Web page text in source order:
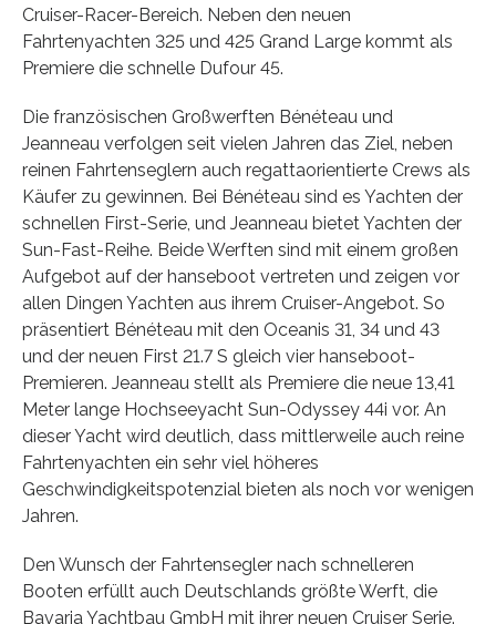
Cruiser-Racer-Bereich. Neben den neuen
Fahrtenyachten 325 und 425 Grand Large kommt als
Premiere die schnelle Dufour 45.
Die französischen Großwerften Bénéteau und
Jeanneau verfolgen seit vielen Jahren das Ziel, neben
reinen Fahrtenseglern auch regattaorientierte Crews als
Käufer zu gewinnen. Bei Bénéteau sind es Yachten der
schnellen First-Serie, und Jeanneau bietet Yachten der
Sun-Fast-Reihe. Beide Werften sind mit einem großen
Aufgebot auf der hanseboot vertreten und zeigen vor
allen Dingen Yachten aus ihrem Cruiser-Angebot. So
präsentiert Bénéteau mit den Oceanis 31, 34 und 43
und der neuen First 21.7 S gleich vier hanseboot-
Premieren. Jeanneau stellt als Premiere die neue 13,41
Meter lange Hochseeyacht Sun-Odyssey 44i vor. An
dieser Yacht wird deutlich, dass mittlerweile auch reine
Fahrtenyachten ein sehr viel höheres
Geschwindigkeitspotenzial bieten als noch vor wenigen
Jahren.
Den Wunsch der Fahrtensegler nach schnelleren
Booten erfüllt auch Deutschlands größte Werft, die
Bavaria Yachtbau GmbH mit ihrer neuen Cruiser Serie.